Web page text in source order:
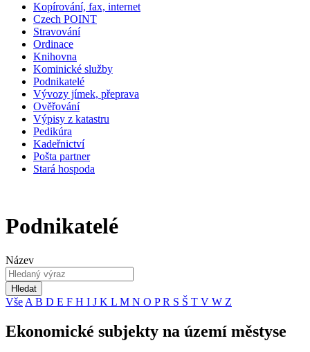
Kopírování, fax, internet
Czech POINT
Stravování
Ordinace
Knihovna
Kominické služby
Podnikatelé
Vývozy jímek, přeprava
Ověřování
Výpisy z katastru
Pedikúra
Kadeřnictví
Pošta partner
Stará hospoda
Podnikatelé
Název
Hledat
Vše A B D E F H I J K L M N O PR S Š T V W Z
Ekonomické subjekty na území městyse